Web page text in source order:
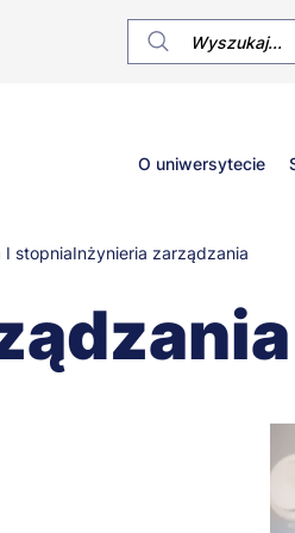
menu
O uniwersytecie
I stopniaInżynieria zarządzania